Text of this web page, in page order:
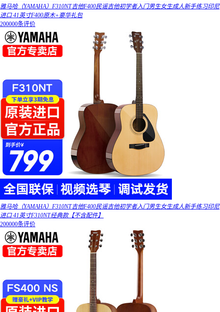
雅马哈（YAMAHA）F310NT吉他F400民谣吉他初学者入门男生女生成人新手练习印尼
进口 41英寸F400原木+豪华礼包
200000条评价
雅马哈（YAMAHA）F310NT吉他F400民谣吉他初学者入门男生女生成人新手练习印尼
进口 41英寸F310NT经典款【不含配件】
200000条评价